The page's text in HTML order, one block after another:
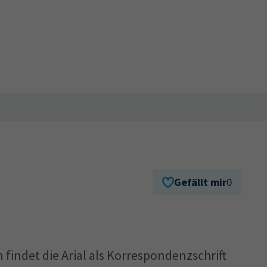
Gefällt mir0
findet die Arial als Korrespondenzschrift